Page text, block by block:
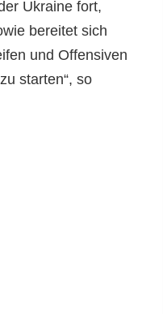
Ukraine fort,
bereitet sich
und Offensiven
starten“, so